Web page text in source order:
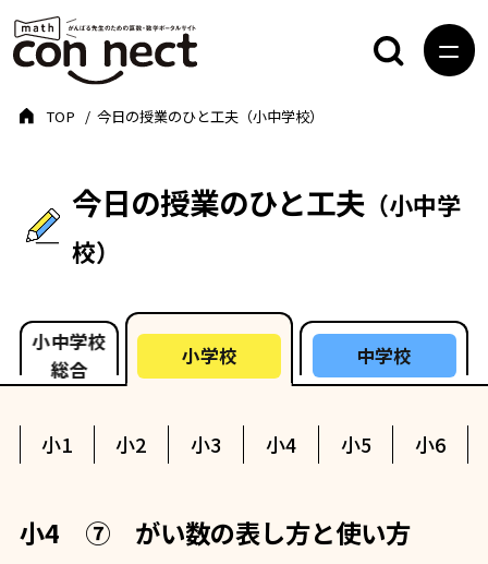
今日の授業のひと工夫 （小中学
校）
TOP 今日の授業のひと工夫（小中学校）
小中学校
総合
小学校 中学校
小1 小2 小3 小4 小5 小6
小4 ⑦ がい数の表し方と使い方